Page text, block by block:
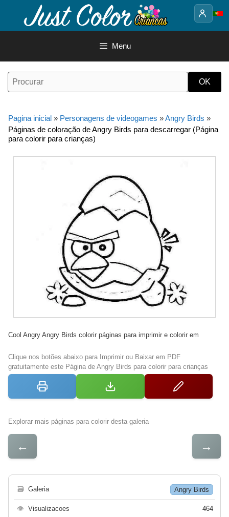
o
Menu
Pagina inicial » Personagens de videogames »Angry Birds »
Páginas de coloração de Angry Birds para descarregar (Página
para colorir para crianças)
Cool Angry Angry Birds colorir páginas para imprimir e colorir em
Clique nos botões abaixo para Imprimir ou Baixar em PDF
gratuitamente este Página de Angry Birds para colorir para crianças
Explorar mais páginas para colorir desta galeria
← →
🗃 Galeria Angry Birds
👁 Visualizacoes 464